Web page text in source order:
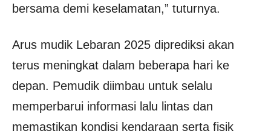
bersama demi keselamatan,” tuturnya.
Arus mudik Lebaran 2025 diprediksi akan
terus meningkat dalam beberapa hari ke
depan. Pemudik diimbau untuk selalu
memperbarui informasi lalu lintas dan
memastikan kondisi kendaraan serta fisik